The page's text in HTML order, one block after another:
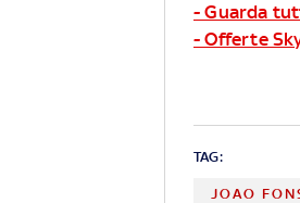
- Guarda
- Offerte
TAG:
JOAO